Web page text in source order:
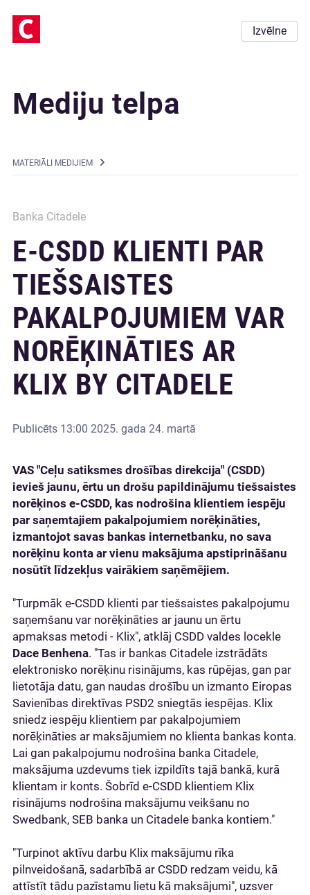
Izvēlne
Mediju telpa
MATERIĀLI MEDIJIEM
Banka Citadele
E-CSDD KLIENTI PAR
TIEŠSAISTES
PAKALPOJUMIEM VAR
NORĒĶINĀTIES AR
KLIX BY CITADELE
Publicēts 13:00 2025. gada 24. martā
VAS "Ceļu satiksmes drošības direkcija" (CSDD)
ievieš jaunu, ērtu un drošu papildinājumu tiešsaistes
norēķinos e-CSDD, kas nodrošina klientiem iespēju
par saņemtajiem pakalpojumiem norēķināties,
izmantojot savas bankas internetbanku, no sava
norēķinu konta ar vienu maksājuma apstiprināšanu
nosūtīt līdzekļus vairākiem saņēmējiem.
"Turpmāk e-CSDD klienti par tiešsaistes pakalpojumu
saņemšanu var norēķināties ar jaunu un ērtu
apmaksas metodi - Klix", atklāj CSDD valdes locekle
Dace Benhena. "Tas ir bankas Citadele izstrādāts
elektronisko norēķinu risinājums, kas rūpējas, gan par
lietotāja datu, gan naudas drošību un izmanto Eiropas
Savienības direktīvas PSD2 sniegtās iespējas. Klix
sniedz iespēju klientiem par pakalpojumiem
norēķināties ar maksājumiem no klienta bankas konta.
Lai gan pakalpojumu nodrošina banka Citadele,
maksājuma uzdevums tiek izpildīts tajā bankā, kurā
klientam ir konts. Šobrīd e-CSDD klientiem Klix
risinājums nodrošina maksājumu veikšanu no
Swedbank, SEB banka un Citadele banka kontiem."
"Turpinot aktīvu darbu Klix maksājumu rīka
pilnveidošanā, sadarbībā ar CSDD redzam veidu, kā
attīstīt tādu pazīstamu lietu kā maksājumi", uzsver